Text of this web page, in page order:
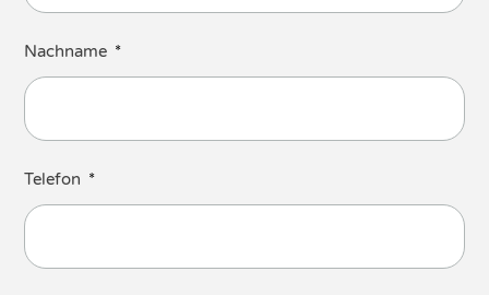
Nachname
Telefon